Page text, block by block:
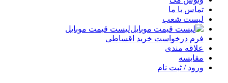
تماس با ما
لیست شعب
لیست قیمت موبایل
فرم درخواست خرید اقساطی
علاقه مندی
مقایسه
ورود / ثبت نام